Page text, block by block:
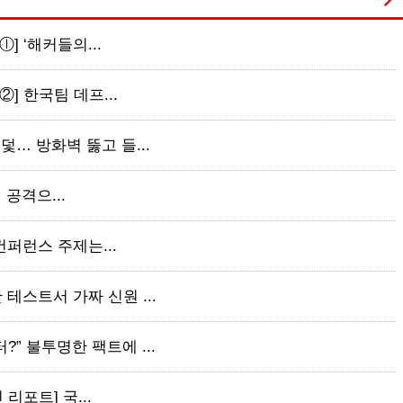
‘해커들의...
한국팀 데프...
… 방화벽 뚫고 들...
공격으...
퍼런스 주제는...
테스트서 가짜 신원 ...
?” 불투명한 팩트에 ...
리포트] 국...